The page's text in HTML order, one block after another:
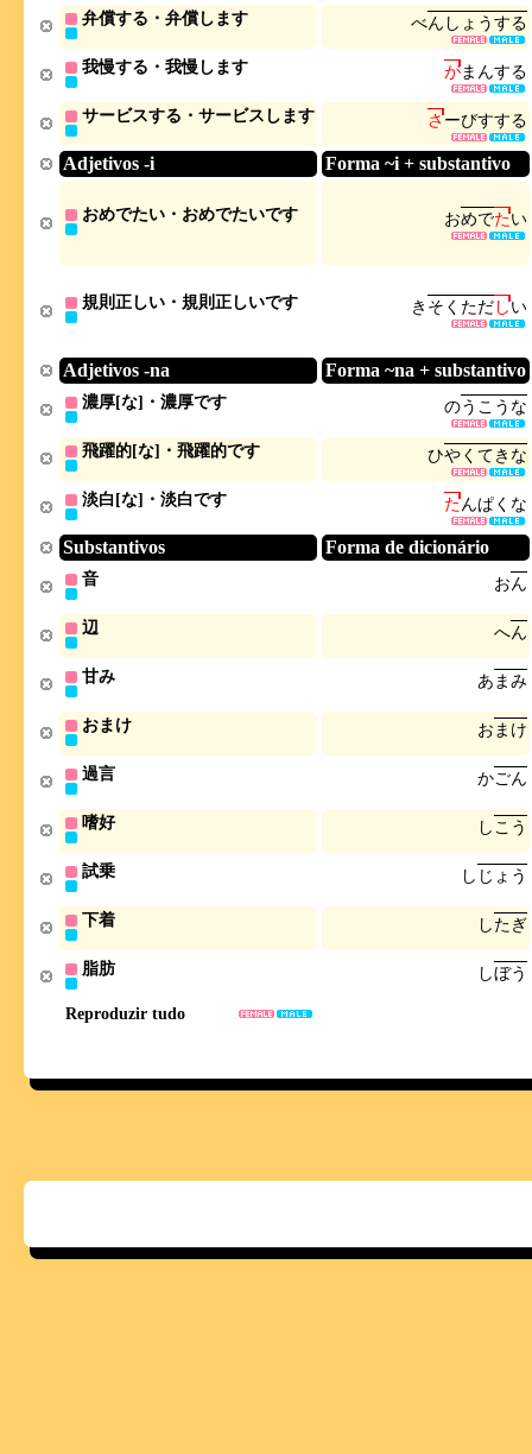
Reproduzir tudo
弁償する・弁償します べん し ょ うする
我慢する・我慢します がま んする
サービスする・サービスします さーびすする
Adjetivos -i Forma ~i + substantivo
おめでたい・おめでたいです おめでたい
規則正しい・規則正しいです き そ く ただしい
Adjetivos -na Forma ~na + substantivo
濃厚[な]・濃厚です のう こ う な
飛躍的[な]・飛躍的です ひやく てき な
淡白[な]・淡白です たんぱく な
Substantivos Forma de dicionário
音 おん
辺 へん
甘み あ まみ
おまけ お ま け
過言 かごん
嗜好 し こ う
試乗 し じ ょ う
下着 したぎ
脂肪 しぼう